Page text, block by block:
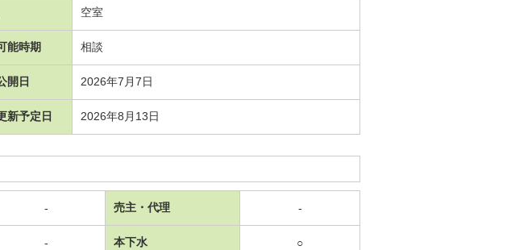
空室
能時期 相談
開日 2026年7月7日
新予定日 2026年8月13日
- 売主・代理 -
- 本下水 ○